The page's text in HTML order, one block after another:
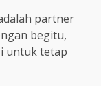
partner
begitu,
untuk tetap